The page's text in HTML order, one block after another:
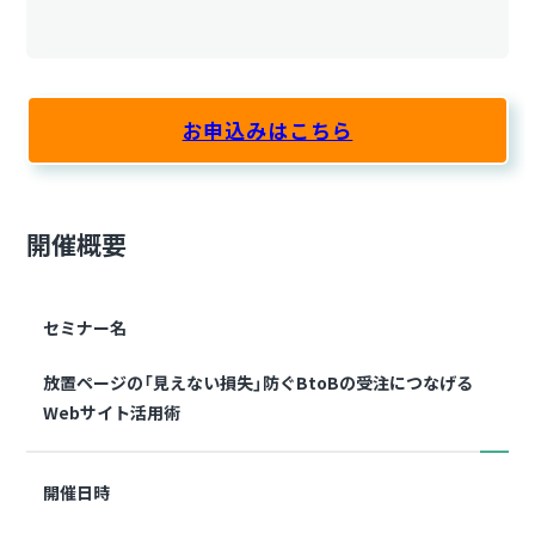
お申込みはこちら
開催概要
セミナー名
放置ページの「見えない損失」防ぐBtoBの受注につなげる
Webサイト活用術
開催日時